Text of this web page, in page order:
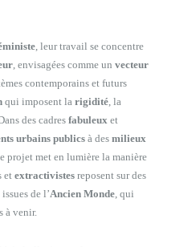
, leur travail se concentre
, envisagées comme un vecteur
contemporains et futurs
qui imposent la rigidité , la
Dans des cadresfabuleux et
urbains publics à des milieux
projet met en lumière la manière
et extractivistes reposent sur des
issues de l’Ancien Monde , qui
à venir.